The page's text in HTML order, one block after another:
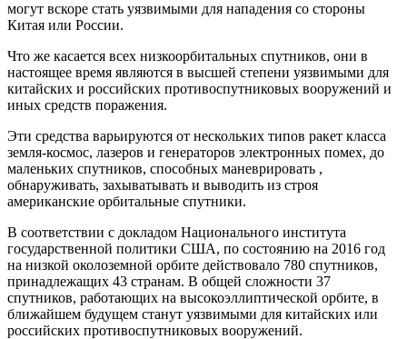
могут вскоре стать уязвимыми для нападения со стороны
Китая или России.
Что же касается всех низкоорбитальных спутников, они в
настоящее время являются в высшей степени уязвимыми для
китайских и российских противоспутниковых вооружений и
иных средств поражения.
Эти средства варьируются от нескольких типов ракет класса
земля-космос, лазеров и генераторов электронных помех, до
маленьких спутников, способных маневрировать ,
обнаруживать, захыватывать и выводить из строя
американские орбитальные спутники.
В соответствии с докладом Национального института
государственной политики США, по состоянию на 2016 год
на низкой околоземной орбите действовало 780 спутников,
принадлежащих 43 странам. В общей сложности 37
спутников, работающих на высокоэллиптической орбите, в
ближайшем будущем станут уязвимыми для китайских или
российских противоспутниковых вооружений.